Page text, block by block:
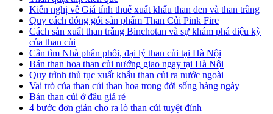
Kiến nghị về Giá tính thuế xuất khẩu than đen và than trắng
Quy cách đóng gói sản phẩm Than Củi Pink Fire
Cách sản xuất than trắng Binchotan và sự khám phá diệu kỳ
của than củi
Cần tìm Nhà phân phối, đại lý than củi tại Hà Nội
Bán than hoa than củi nướng giao ngay tại Hà Nội
Quy trình thủ tục xuất khẩu than củi ra nước ngoài
Vai trò của than củi than hoa trong đời sống hàng ngày
Bán than củi ở đâu giá rẻ
4 bước đơn giản cho ra lò than củi tuyệt đỉnh